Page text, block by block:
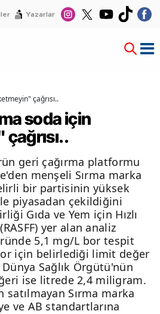
Yazarlar
çağrısı..
soda için
geri çağırma platformu
menşeli Sırma marka
bir partisinin yüksek
piyasadan çekildiğini
Gıda ve Yem için Hızlı
yer alan analiz
5,1 mg/L bor tespit
için belirlediği limit değer
Sağlık Örgütü'nün
ise litrede 2,4 miligram.
Sırma marka
ve AB standartlarına